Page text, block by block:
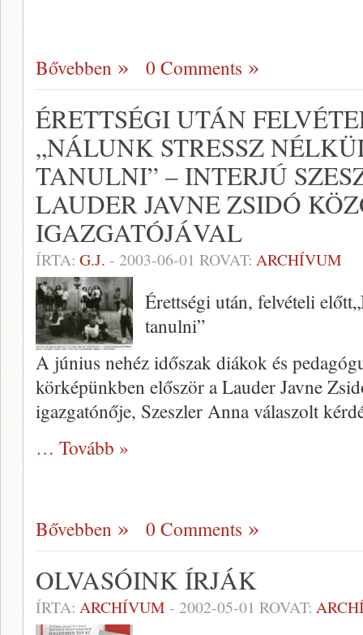
Bővebben 0 Comments
ÉRETTSÉGI UTÁN
„NÁLUNK STRESSZ
TANULNI” – INTERJÚ
LAUDER JAVNE ZSIDÓ
IGAZGATÓJÁVAL
ÍRTA: G.J. - 2003-06-01 ROVAT: ARCHÍVUM
Érettségi után, felvételi
tanulni”
A június nehéz időszak diákok és
kör­képünkben először a Lauder Javne
igazgatónője, Szeszler Anna válaszolt
… Tovább »
Bővebben 0 Comments
OLVASÓINK ÍRJÁK
ÍRTA: ARCHÍVUM - 2002-05-01 ROVAT: